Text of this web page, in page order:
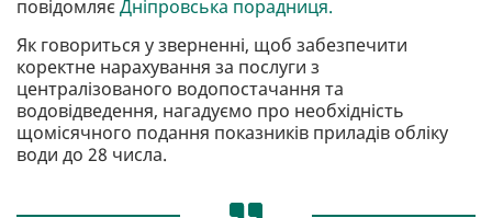
повідомляєДніпровська порадниця.
Як говориться у зверненні, щоб забезпечити
коректне нарахування за послуги з
централізованого водопостачання та
водовідведення, нагадуємо про необхідність
щомісячного подання показників приладів обліку
води до 28 числа.